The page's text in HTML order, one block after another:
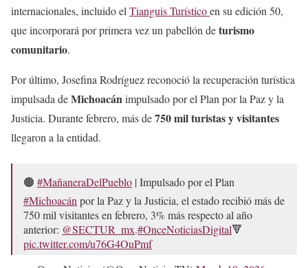
internacionales, incluido el Tianguis Turísticoen su edición 50,
que incorporará por primera vez un pabellón deturismo
comunitario.
Por último, Josefina Rodríguez reconoció la recuperación turística
impulsada deMichoacánimpulsado por el Plan por la Paz y la
Justicia. Durante febrero, más de750 mil turistas y visitantes
llegaron a la entidad.
🟤 #MañaneraDelPueblo | Impulsado por el Plan
#Michoacán por la Paz y la Justicia, el estado recibió más de
750 mil visitantes en febrero, 3% más respecto al año
anterior: @SECTUR_mx.#OnceNoticiasDigital🔻
pic.twitter.com/u76G4OuPmf